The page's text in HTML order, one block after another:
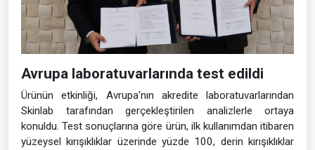
Avrupa laboratuvarlarında test edildi
Ürünün etkinliği, Avrupa'nın akredite laboratuvarlarından
Skinlab tarafından gerçekleştirilen analizlerle ortaya
konuldu. Test sonuçlarına göre ürün, ilk kullanımdan itibaren
yüzeysel kırışıklıklar üzerinde yüzde 100, derin kırışıklıklar